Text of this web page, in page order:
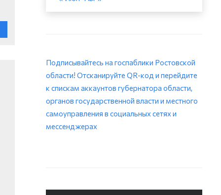
Подписывайтесь на госпаблики Ростовской
области! Отсканируйте QR-код и перейдите
к спискам аккаунтов губернатора области,
органов государственной власти и местного
самоуправления в социальных сетях и
мессенджерах